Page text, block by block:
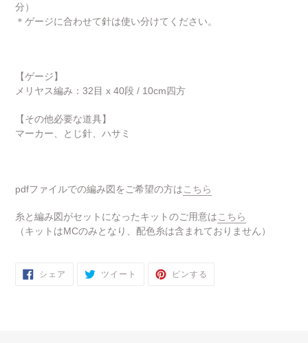
分）
＊ゲージに合わせて針は使い分けてください。
【ゲージ】
メリヤス編み： 32目 x 40段 / 10cm四方
【その他必要な道具】
マーカー、とじ針、ハサミ
pdfファイルでの編み図をご希望の方は こちら
糸と編み図がセットになったキットのご用意は こちら
（キットはMCのみとなり、配色糸は含まれておりません）
シェア FACEBOOKツイート
TWITTERピンする